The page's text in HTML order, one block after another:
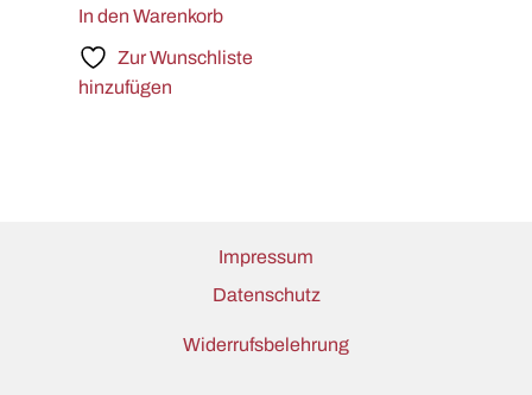
In den Warenkorb
Zur Wunschliste
hinzufügen
Impressum
Datenschutz
Widerrufsbelehrung